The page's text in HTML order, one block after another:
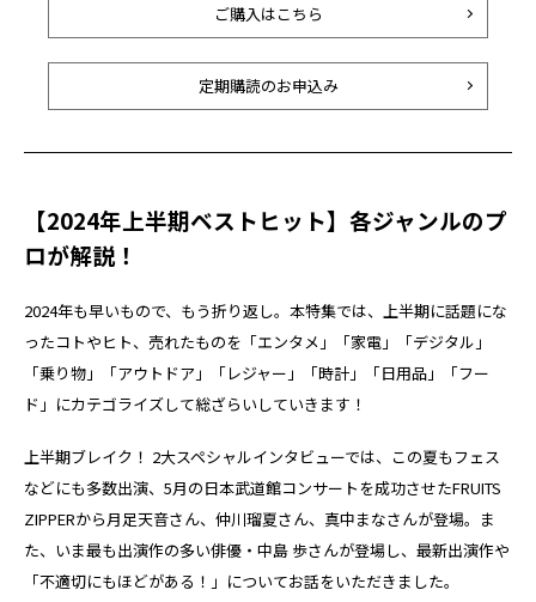
ご購入はこちら
定期購読のお申込み
【2024年上半期ベストヒット】各ジャンルのプ
ロが解説！
2024年も早いもので、もう折り返し。本特集では、上半期に話題にな
ったコトやヒト、売れたものを「エンタメ」「家電」「デジタル」
「乗り物」「アウトドア」「レジャー」「時計」「日用品」「フー
ド」にカテゴライズして総ざらいしていきます！
上半期ブレイク！ 2大スペシャルインタビューでは、この夏もフェス
などにも多数出演、5月の日本武道館コンサートを成功させたFRUITS
ZIPPERから月足天音さん、仲川瑠夏さん、真中まなさんが登場。ま
た、いま最も出演作の多い俳優・中島 歩さんが登場し、最新出演作や
「不適切にもほどがある！」についてお話をいただきました。